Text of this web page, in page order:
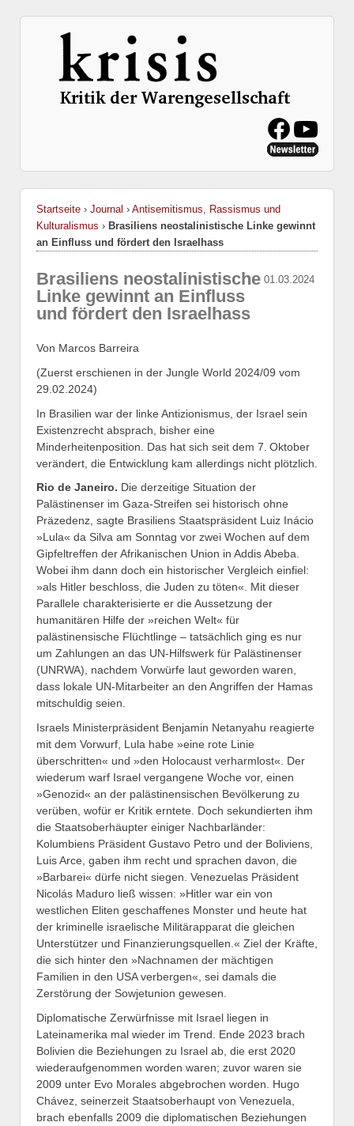
Startseite › Journal › Antisemitismus, Rassismus und
Kulturalismus › Brasiliens neostalinistische Linke gewinnt
an Einfluss und fördert den Israelhass
01.03.2024
Brasiliens neostalinistische
Linke gewinnt an Einfluss
und fördert den Israelhass
Von Marcos Barreira
(Zuerst erschienen in der Jungle World 2024/09 vom
29.02.2024)
In Brasilien war der linke Antizionismus, der Israel sein
Existenzrecht absprach, bisher eine
Minderheitenposition. Das hat sich seit dem 7. Oktober
verändert, die Entwicklung kam allerdings nicht plötzlich.
Rio de Janeiro. Die derzeitige Situation der
Palästinenser im Gaza-Streifen sei historisch ohne
Präzedenz, sagte Brasiliens Staatspräsident Luiz Inácio
»Lula« da Silva am Sonntag vor zwei Wochen auf dem
Gipfeltreffen der Afrikanischen Union in Addis Abeba.
Wobei ihm dann doch ein historischer Vergleich einfiel:
»als Hitler beschloss, die Juden zu töten«. Mit dieser
Parallele charakterisierte er die Aussetzung der
humanitären Hilfe der »reichen Welt« für
palästinensische Flüchtlinge – tatsächlich ging es nur
um Zahlungen an das UN-Hilfswerk für Palästinenser
(UNRWA), nachdem Vorwürfe laut geworden waren,
dass lokale UN-Mitarbeiter an den Angriffen der Hamas
mitschuldig seien.
Israels Ministerpräsident Benjamin Netanyahu reagierte
mit dem Vorwurf, Lula habe »eine rote Linie
überschritten« und »den Holocaust verharmlost«. Der
wiederum warf Israel vergangene Woche vor, einen
»Genozid« an der palästinensischen Bevölkerung zu
verüben, wofür er Kritik erntete. Doch sekundierten ihm
die Staatsoberhäupter einiger Nachbarländer:
Kolumbiens Präsident Gustavo Petro und der Boliviens,
Luis Arce, gaben ihm recht und sprachen davon, die
»Barbarei« dürfe nicht siegen. Venezuelas Präsident
Nicolás Maduro ließ wissen: »Hitler war ein von
westlichen Eliten geschaffenes Monster und heute hat
der kriminelle israelische Militärapparat die gleichen
Unterstützer und Finanzierungsquellen.« Ziel der Kräfte,
die sich hinter den »Nachnamen der mächtigen
Familien in den USA verbergen«, sei damals die
Zerstörung der Sowjetunion gewesen.
Diplomatische Zerwürfnisse mit Israel liegen in
Lateinamerika mal wieder im Trend. Ende 2023 brach
Bolivien die Beziehungen zu Israel ab, die erst 2020
wiederaufgenommen worden waren; zuvor waren sie
2009 unter Evo Morales abgebrochen worden. Hugo
Chávez, seinerzeit Staatsoberhaupt von Venezuela,
brach ebenfalls 2009 die diplomatischen Beziehungen